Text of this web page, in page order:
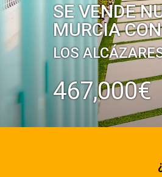
SE VENDE
MURCIA
LOS
467,000€